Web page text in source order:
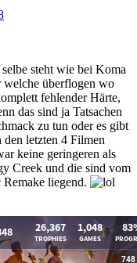
steht wie bei Koma
welche überflogen wo
fehlender Härte,
das sind ja Tatsachen
zu tun oder es gibt
den letzten 4 Filmen
keine geringeren als
Creek und die sind vom
liegend.